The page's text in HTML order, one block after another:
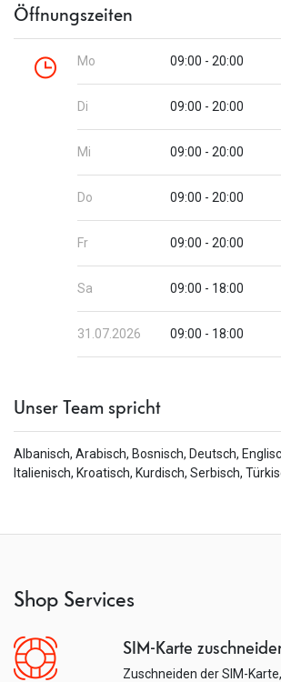
Öffnungszeiten
Mo 09:00 - 20:00
Di 09:00 - 20:00
Mi 09:00 - 20:00
Do 09:00 - 20:00
Fr 09:00 - 20:00
Sa 09:00 - 18:00
31.07.2026 09:00 - 18:00
Unser Team spricht
Albanisch, Arabisch, Bosnisch, Deutsch,
Italienisch, Kroatisch, Kurdisch, Serbisch,
Shop Services
SIM-Karte
Zuschneiden der SIM-